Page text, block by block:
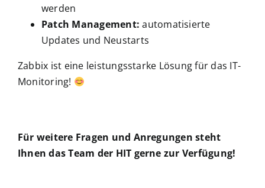
werden
Patch Management:automatisierte
Updates und Neustarts
Zabbix ist eine leistungsstarke Lösung für das IT-
Monitoring!
Für weitere Fragen und Anregungen steht
Ihnen das Team der HIT gerne zur Verfügung!